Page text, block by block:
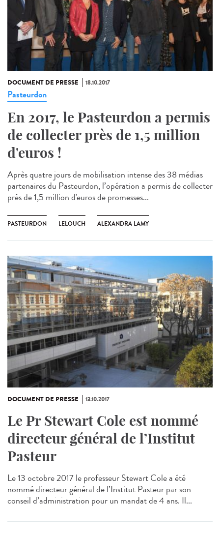
DOCUMENT DE PRESSE 18.10.2017
Pasteurdon
En 2017, le Pasteurdon a permis
de collecter près de 1,5 million
d'euros !
Après quatre jours de mobilisation intense des 38 médias
partenaires du Pasteurdon, l’opération a permis de collecter
près de 1,5 million d'euros de promesses...
PASTEURDON LELOUCH ALEXANDRA LAMY
DOCUMENT DE PRESSE 13.10.2017
Le Pr Stewart Cole est nommé
directeur général de l’Institut
Pasteur
Le 13 octobre 2017 le professeur Stewart Cole a été
nommé directeur général de l’Institut Pasteur par son
conseil d’administration pour un mandat de 4 ans. Il...